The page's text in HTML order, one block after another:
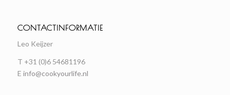
CONTACTINFORMATIE
Leo Keijzer
T +31 (0)6 54681196
E info@cookyourlife.nl